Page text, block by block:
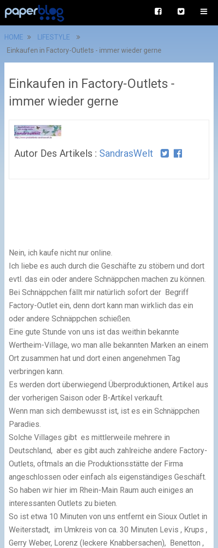
HOME
LIFESTYLE
Einkaufen in Factory-Outlets - immer wieder gerne
Einkaufen in Factory-Outlets -
immer wieder gerne
Autor Des Artikels : SandrasWelt
Nein, ich kaufe nicht nur online.
Ich liebe es auch durch die Geschäfte zu stöbern und dort
evtl. das ein oder andere Schnäppchen machen zu können.
Bei Schnäppchen fällt mir natürlich sofort der Begriff
Factory-Outlet ein, denn dort kann man wirklich das ein
oder andere Schnäppchen schießen.
Eine gute Stunde von uns ist das weithin bekannte
Wertheim-Village, wo man alle bekannten Marken an einem
Ort zusammen hat und dort einen angenehmen Tag
verbringen kann.
Es werden dort überwiegend Überproduktionen, Artikel aus
der vorherigen Saison oder B-Artikel verkauft.
Wenn man sich dembewusst ist, ist es ein Schnäppchen
Paradies.
Solche Villages gibt es mittlerweile mehrere in
Deutschland, aber es gibt auch zahlreiche andere Factory-
Outlets, oftmals an die Produktionsstätte der Firma
angeschlossen oder einfach als eigenständiges Geschäft.
So haben wir hier im Rhein-Main Raum auch einiges an
interessanten Outlets zu bieten.
So ist etwa 10 Minuten von uns entfernt ein Sioux Outlet in
Weiterstadt, im Umkreis von ca. 30 Minuten Levis , Krups ,
Gerry Weber, Lorenz (leckere Knabbersachen), Benetton ,